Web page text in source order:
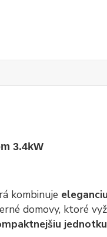
3.4kW
kombinuje
domovy, ktoré